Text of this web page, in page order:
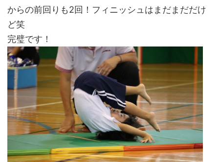
からの前回りも2回！フィニッシュはまだまだだけ
ど笑
完璧です！